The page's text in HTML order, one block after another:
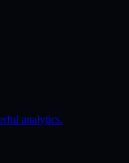
analytics.